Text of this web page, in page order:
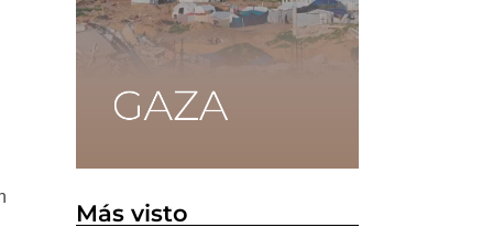
Más visto